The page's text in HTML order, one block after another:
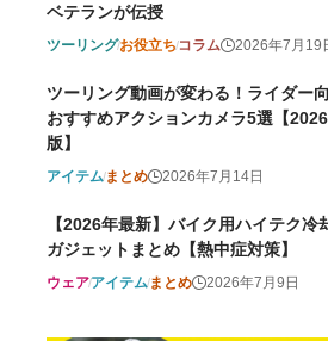
ベテランが伝授
ツーリングお役立ちコラム 2026年7月19
ツーリング動画が変わる！ライダー
おすすめアクションカメラ5選【
版】
アイテムまとめ 2026年7月14日
【2026年最新】バイク用ハイテク冷
ガジェットまとめ【熱中症対策】
ウェアアイテムまとめ 2026年7月9日